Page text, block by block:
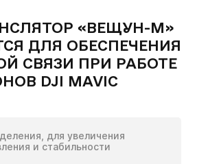
«ВЕЩУН-М»
ДЛЯ ОБЕСПЕЧЕНИЯ
СВЯЗИ ПРИ РАБОТЕ
DJI MAVIC
для увеличения
и стабильности
годин
можете связаться с нами, нажав
кнопку телефона.
ФОРМУ: